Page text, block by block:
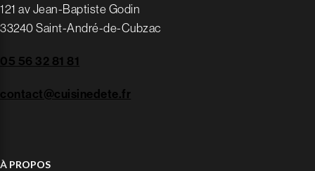
121 av Jean-Baptiste Godin
33240 Saint-André-de-Cubzac
05 56 32 81 81
contact@cuisinedete.fr
À PROPOS